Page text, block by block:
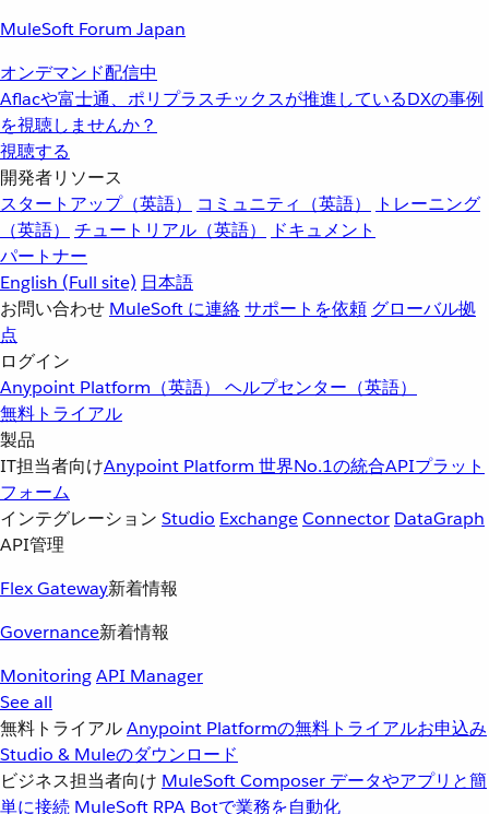
MuleSoft Forum Japan
オンデマンド配信中
Aflacや富士通、ポリプラスチックスが推進しているDXの事例
を視聴しませんか？
視聴する
開発者リソース
スタートアップ（英語）
コミュニティ（英語）
トレーニング
（英語）
チュートリアル（英語）
ドキュメント
パートナー
English (Full site) 日本語
お問い合わせ MuleSoft に連絡サポートを依頼 グローバル拠
点
ログイン
Anypoint Platform（英語） ヘルプセンター（英語）
無料トライアル
製品
IT担当者向けAnypoint Platform 世界No.1の統合APIプラット
フォーム
インテグレーション Studio ExchangeConnector DataGraph
API管理
Flex Gateway新着情報
Governance新着情報
MonitoringAPI Manager
See all
無料トライアルAnypoint Platformの無料トライアルお申込み
Studio & Muleのダウンロード
ビジネス担当者向け MuleSoft Composer データやアプリと簡
単に接続 MuleSoft RPA Botで業務を自動化